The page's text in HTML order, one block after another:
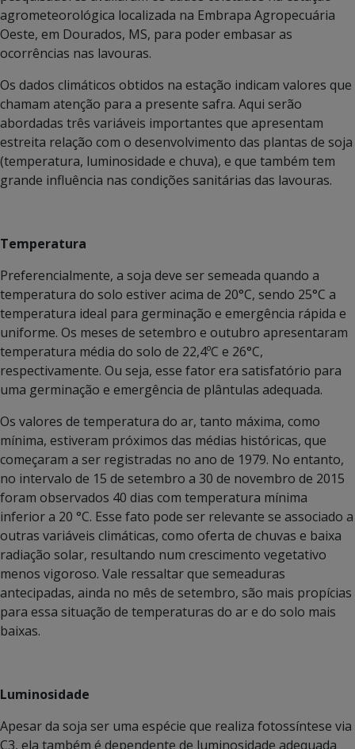
agrometeorológica localizada na Embrapa Agropecuária
Oeste, em Dourados, MS, para poder embasar as
ocorrências nas lavouras.
Os dados climáticos obtidos na estação indicam valores que
chamam atenção para a presente safra. Aqui serão
abordadas três variáveis importantes que apresentam
estreita relação com o desenvolvimento das plantas de soja
(temperatura, luminosidade e chuva), e que também tem
grande influência nas condições sanitárias das lavouras.
Temperatura
Preferencialmente, a soja deve ser semeada quando a
temperatura do solo estiver acima de 20°C, sendo 25°C a
temperatura ideal para germinação e emergência rápida e
uniforme. Os meses de setembro e outubro apresentaram
temperatura média do solo de 22,4ºC e 26°C,
respectivamente. Ou seja, esse fator era satisfatório para
uma germinação e emergência de plântulas adequada.
Os valores de temperatura do ar, tanto máxima, como
mínima, estiveram próximos das médias históricas, que
começaram a ser registradas no ano de 1979. No entanto,
no intervalo de 15 de setembro a 30 de novembro de 2015
foram observados 40 dias com temperatura mínima
inferior a 20 °C. Esse fato pode ser relevante se associado a
outras variáveis climáticas, como oferta de chuvas e baixa
radiação solar, resultando num crescimento vegetativo
menos vigoroso. Vale ressaltar que semeaduras
antecipadas, ainda no mês de setembro, são mais propícias
para essa situação de temperaturas do ar e do solo mais
baixas.
Luminosidade
Apesar da soja ser uma espécie que realiza fotossíntese via
C3, ela também é dependente de luminosidade adequada